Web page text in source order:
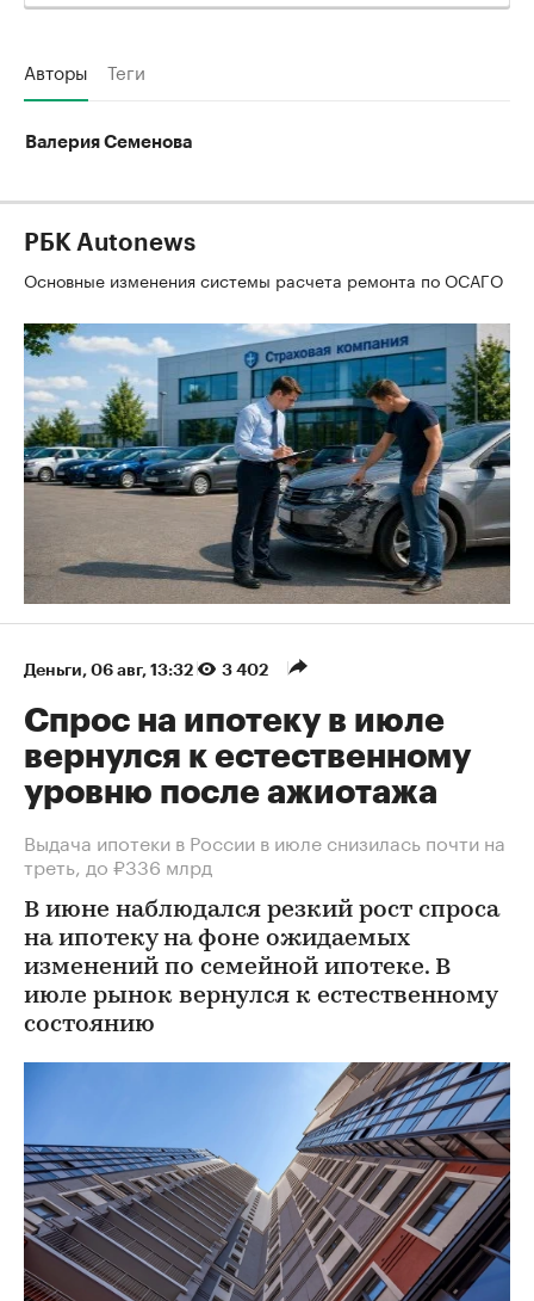
Авторы Теги
Валерия Семенова
РБК Autonews
Основные изменения системы расчета ремонта по ОСАГО
Деньги 06 авг, 13:32 3 402
Спрос на ипотеку в июле
вернулся к естественному
уровню после ажиотажа
Выдача ипотеки в России в июле снизилась почти на
треть, до ₽336 млрд
В июне наблюдался резкий рост спроса
на ипотеку на фоне ожидаемых
изменений по семейной ипотеке. В
июле рынок вернулся к естественному
состоянию